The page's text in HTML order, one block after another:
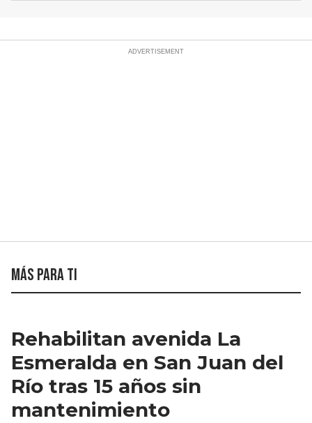
Más para ti
Rehabilitan avenida La
Esmeralda en San Juan del
Río tras 15 años sin
mantenimiento